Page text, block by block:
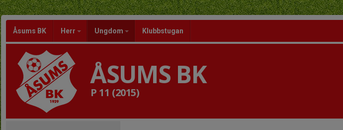
Åsums BK Herr Ungdom Klubbstugan
ÅSUMS BK
P 11 (2015)